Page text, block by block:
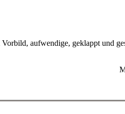
aufwendige, geklappt und